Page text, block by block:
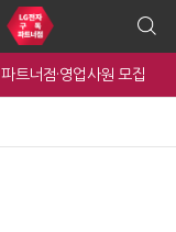
파트너점·영업사원 모집